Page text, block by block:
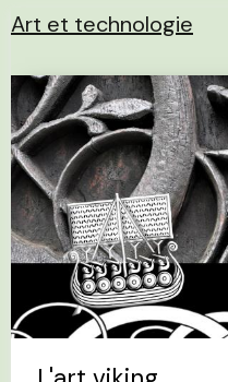
Art et technologie